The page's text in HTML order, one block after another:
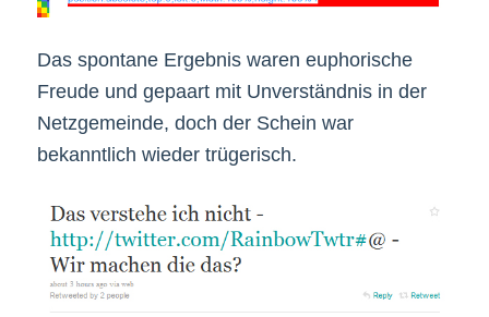
Das spontane Ergebnis waren euphorische
Freude und gepaart mit Unverständnis in der
Netzgemeinde, doch der Schein war
bekanntlich wieder trügerisch.